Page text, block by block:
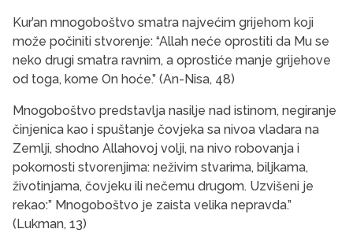
Kur’an mnogoboštvo smatra najvećim grijehom koji
može počiniti stvorenje: “Allah neće oprostiti da Mu se
neko drugi smatra ravnim, a oprostiće manje grijehove
od toga, kome On hoće.” (An-Nisa, 48)
Mnogoboštvo predstavlja nasilje nad istinom, negiranje
činjenica kao i spuštanje čovjeka sa nivoa vladara na
Zemlji, shodno Allahovoj volji, na nivo robovanja i
pokornosti stvorenjima: neživim stvarima, biljkama,
životinjama, čovjeku ili nečemu drugom. Uzvišeni je
rekao:” Mnogoboštvo je zaista velika nepravda.”
(Lukman, 13)